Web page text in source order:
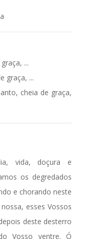
...
graça, ...
cheia de graça,
vida, doçura e
os degredados
e chorando neste
esses Vossos
deste desterro
Vosso ventre. Ó